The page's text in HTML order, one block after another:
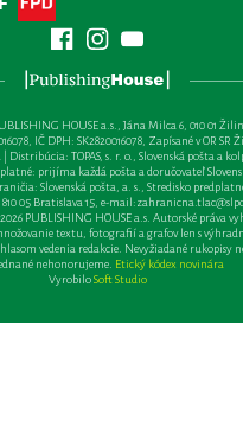
HOUSE a.s., Jána Milca 6, 010 01
IČ DPH: SK2820016078, Zapísané v OR SR
| Distribúcia: TOPAS, s. r. o., Slovenská pošta a
prijíma každá pošta a doručovateľ
Slovenská pošta, a. s., Stredisko
05 Bratislava 15, e-mail:
PUBLISHING HOUSE a.s. Autorské práva
textu, fotografií a grafov len s
vedenia redakcie. Nevyžiadané rukopisy
nehonorujeme. Etický kódex novinára
VyrobiloSoft Studio